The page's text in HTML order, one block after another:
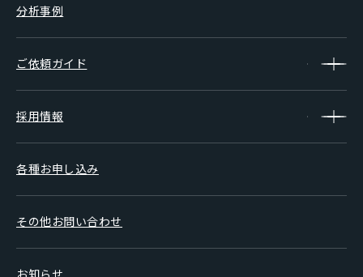
分析事例
ご依頼ガイド
採用情報
各種お申し込み
その他お問い合わせ